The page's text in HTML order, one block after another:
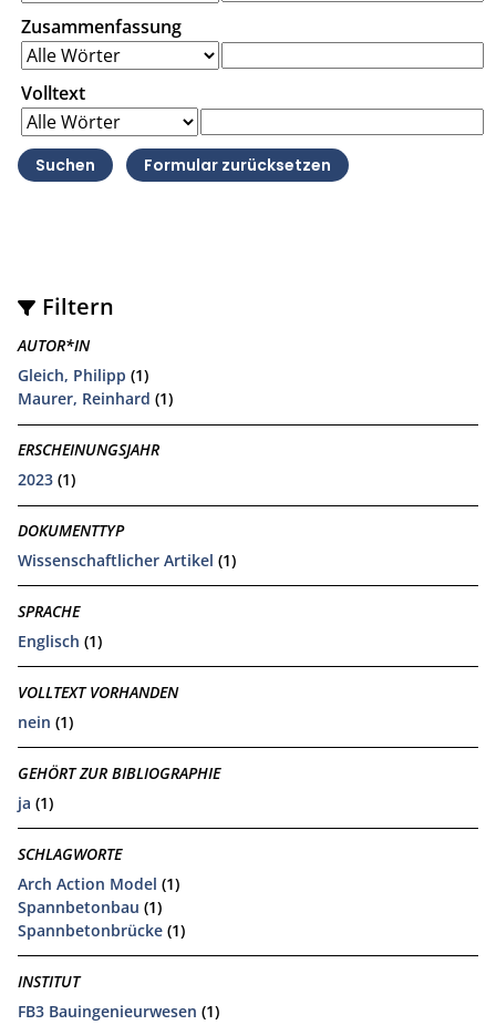
Zusammenfassung
Volltext
Filtern
AUTOR*IN
Gleich, Philipp (1)
Maurer, Reinhard (1)
ERSCHEINUNGSJAHR
2023 (1)
DOKUMENTTYP
Wissenschaftlicher Artikel (1)
SPRACHE
Englisch (1)
VOLLTEXT VORHANDEN
nein (1)
GEHÖRT ZUR BIBLIOGRAPHIE
ja (1)
SCHLAGWORTE
Arch Action Model (1)
Spannbetonbau (1)
Spannbetonbrücke (1)
INSTITUT
FB3 Bauingenieurwesen (1)